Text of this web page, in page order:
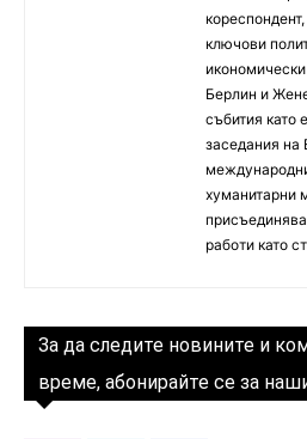
ключови
Берлин и
събития като
заседания на
хуманитарни
работи като
За да следите новините и
време, абонирайте се за